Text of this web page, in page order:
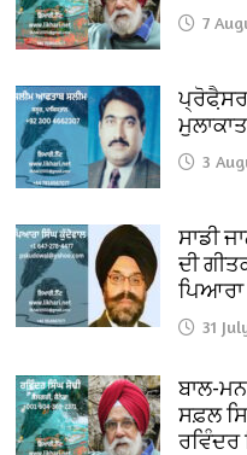
7
3
ਸਾਡੀ
ਦੀ
ਪਿਆਰਾ
31
ਬਾਲ-
ਸਫ਼ਲ
ਰਵਿੰਦਰ